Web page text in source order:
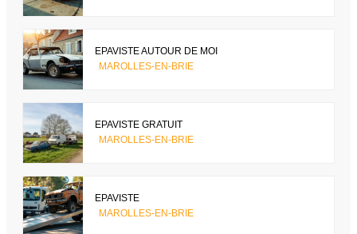
EPAVISTE AUTOUR DE MOI
MAROLLES-EN-BRIE
EPAVISTE GRATUIT
MAROLLES-EN-BRIE
EPAVISTE
MAROLLES-EN-BRIE